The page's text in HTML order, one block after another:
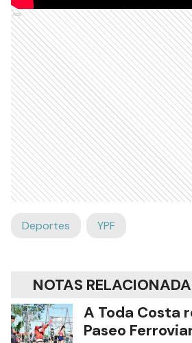
Ads
Deportes YPF
NOTAS
A Toda Costa
Paseo